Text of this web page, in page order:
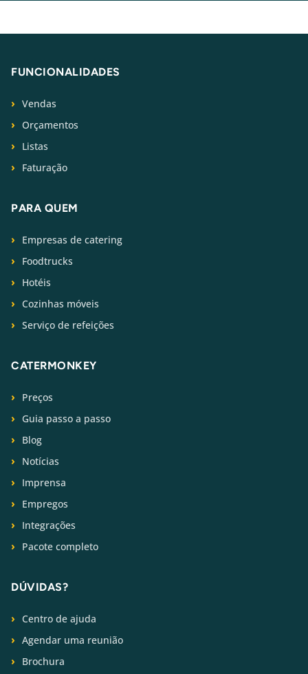
FUNCIONALIDADES
Vendas
Orçamentos
Listas
Faturação
PARA QUEM
Empresas de catering
Foodtrucks
Hotéis
Cozinhas móveis
Serviço de refeições
CATERMONKEY
Preços
Guia passo a passo
Blog
Notícias
Imprensa
Empregos
Integrações
Pacote completo
DÚVIDAS?
Centro de ajuda
Agendar uma reunião
Brochura